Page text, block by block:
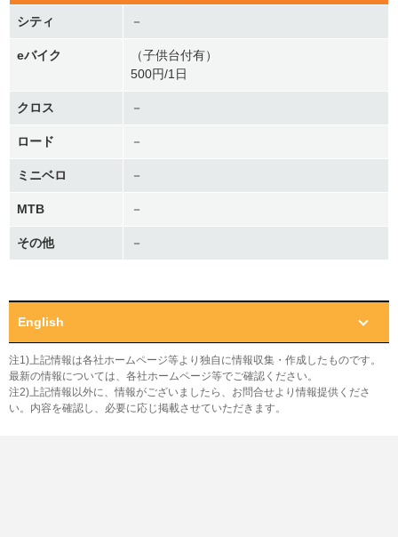
シティ －
eバイク
（子供台付有）
500円/1日
クロス －
ロード －
ミニベロ －
MTB －
その他 －
English
注1)上記情報は各社ホームページ等より独自に情報収集・作成したものです。
最新の情報については、各社ホームページ等でご確認ください。
注2)上記情報以外に、情報がございましたら、お問合せより情報提供くださ
い。内容を確認し、必要に応じ掲載させていただきます。